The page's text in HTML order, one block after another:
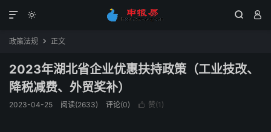
  

政策法规  正文
2023年湖北省企业优惠扶持政策（工业技改、
降税减费、外贸奖补）
2023-04-25 阅读(2633) 评论(0)  赞(1 )